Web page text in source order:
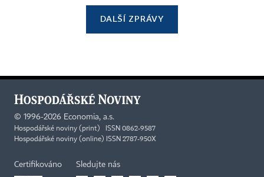
DALŠÍ ZPRÁVY
© 1996-2026 Economia, a.s.
Hospodářské noviny (print) ISSN 0862-9587
Hospodářské noviny (online) ISSN 2787-950X
Certifikováno Sledujte nás